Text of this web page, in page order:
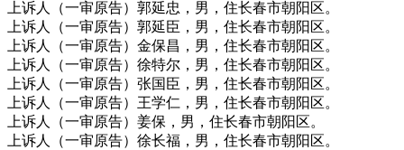
上诉人（一审原告）郭延忠，男，住长春市朝阳区。
上诉人（一审原告）郭延臣，男，住长春市朝阳区。
上诉人（一审原告）金保昌，男，住长春市朝阳区。
上诉人（一审原告）徐特尔，男，住长春市朝阳区。
上诉人（一审原告）张国臣，男，住长春市朝阳区。
上诉人（一审原告）王学仁，男，住长春市朝阳区。
上诉人（一审原告）姜保，男，住长春市朝阳区。
上诉人（一审原告）徐长福，男，住长春市朝阳区。